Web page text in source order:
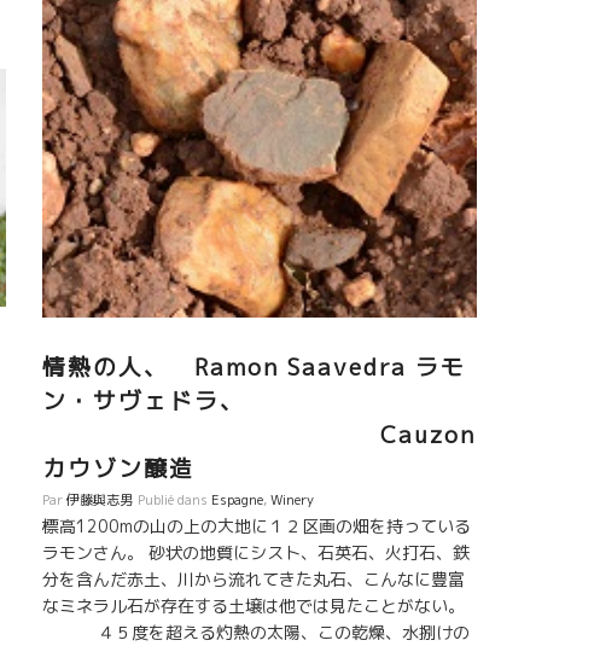
生産量も少ないし、地元だけで完売してしまう人気も
の。 まさか日本人が自分のシードルに興味を示すとは思
ってもいなかったようす。 何とか分けてもらって、日本
の皆さんにも楽しんでもらいたい。 これは開拓人の使命
だ。 一種類だけかと、思っていたら数種類のシードルを
造っていた。 スカッと爽やか７度の軽快なシードル。暑
い日本で風呂上がりに浴衣でゴクンとやりたい。 酸がビ
シッとありながらも深い風味のあるものもあり。 近々に
日本に送り届けたい。お楽しみに！！
情熱の人、 Ramon Saavedra ラモ
ン・サヴェドラ、
Cauzon
カウゾン醸造
Par伊藤與志男 Publié dans Espagne,Winery
標高1200mの山の上の大地に１２区画の畑を持っている
ラモンさん。 砂状の地質にシスト、石英石、火打石、鉄
分を含んだ赤土、川から流れてきた丸石、こんなに豊富
なミネラル石が存在する土壌は他では見たことがない。
４５度を超える灼熱の太陽、この乾燥、水捌けの